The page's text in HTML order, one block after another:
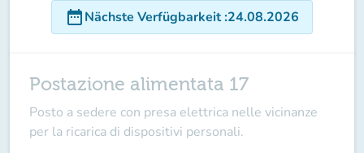
date_rangeNächste Verfügbarkeit:24.08.2026
Postazione alimentata 17
Posto a sedere con presa elettrica nelle vicinanze
per la ricarica di dispositivi personali.